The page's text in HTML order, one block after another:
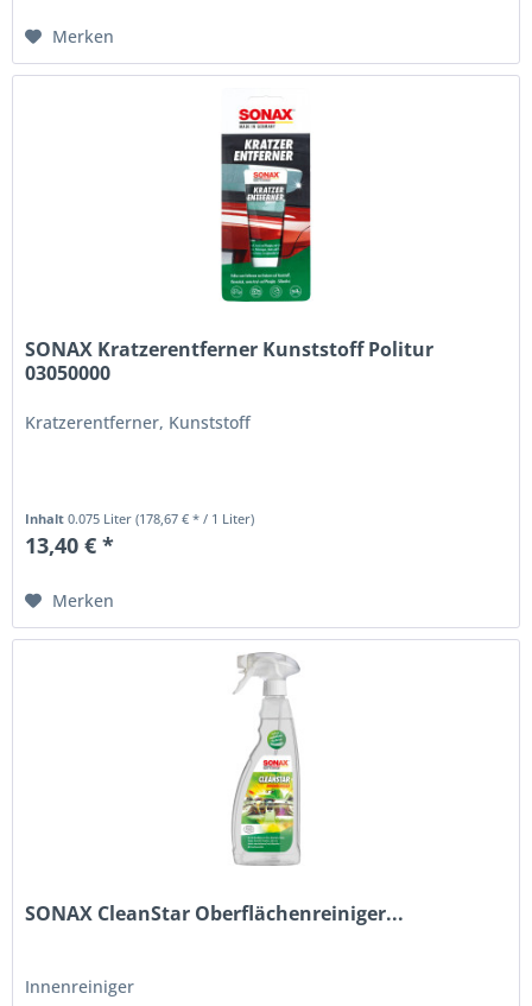
Merken
SONAX Kratzerentferner Kunststoff Politur
03050000
Kratzerentferner, Kunststoff
Inhalt0.075 Liter(178,67 € * / 1 Liter)
13,40 € *
Merken
SONAX CleanStar Oberflächenreiniger...
Innenreiniger